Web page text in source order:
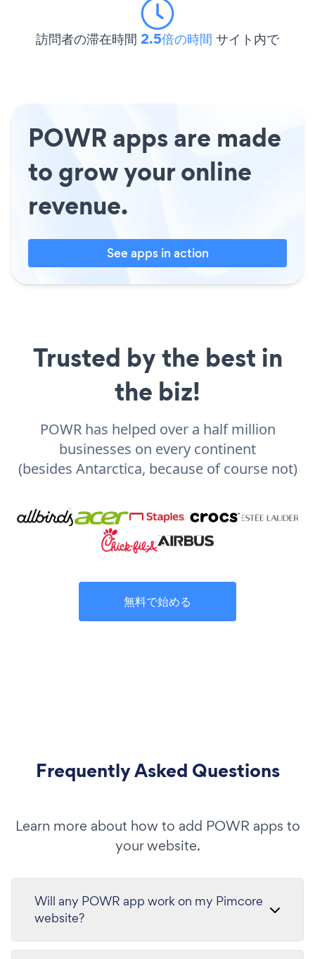
訪問者の滞在時間 2.5倍の時間 サイト内で
POWR apps are made
to grow your online
revenue.
See apps in action
Trusted by the best in
the biz!
POWR has helped over a half million
businesses on every continent
(besides Antarctica, because of course not)
無料で始める
Frequently Asked Questions
Learn more about how to add POWR apps to
your website.
Will any POWR app work on my Pimcore
website?